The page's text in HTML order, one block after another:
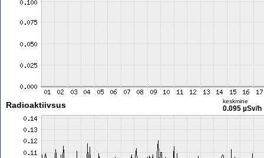
Radioaktiivsus keskmine
0.095 µSv/h